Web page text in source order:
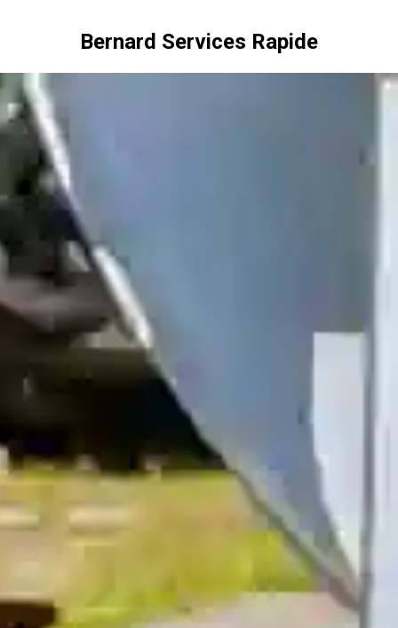
Bernard Services Rapide